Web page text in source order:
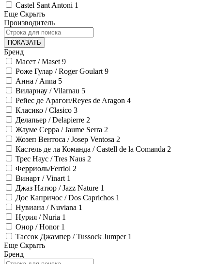
Castel Sant Antoni 1
Еще Скрыть
Производитель
ПОКАЗАТЬ
Бренд
Масет / Maset 9
Роже Гулар / Roger Goulart 9
Анна / Anna 5
Виларнау / Vilarnau 5
Рейес де Арагон/Reyes de Aragon 4
Класико / Clasico 3
Делапьер / Delapierre 2
Жауме Серра / Jaume Serra 2
Жозеп Вентоса / Josep Ventosa 2
Кастель де ла Команда / Castell de la Comanda 2
Трес Наус / Tres Naus 2
Ферриоль/Ferriol 2
Винарт / Vinart 1
Джаз Натюр / Jazz Nature 1
Дос Капричос / Dos Caprichos 1
Нувиана / Nuviana 1
Нурия / Nuria 1
Онор / Honor 1
Тассок Джампер / Tussock Jumper 1
Еще Скрыть
Бренд